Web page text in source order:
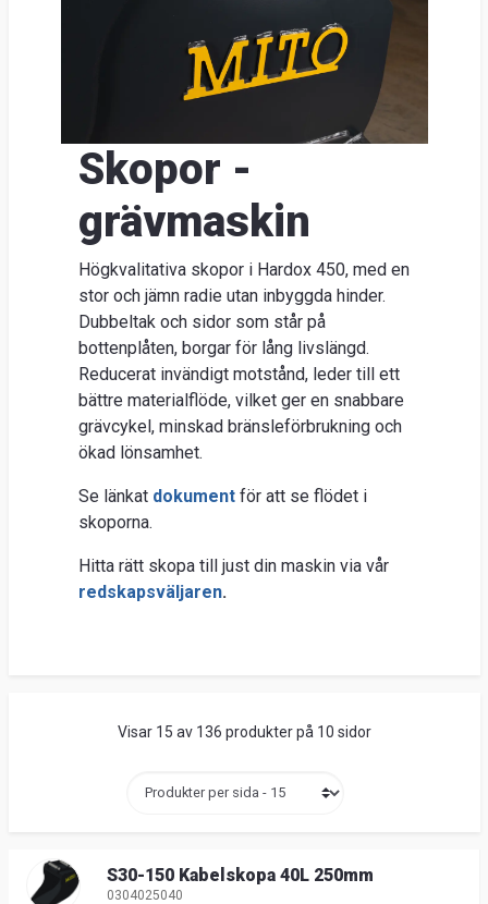
Skopor -
grävmaskin
Högkvalitativa skopor i Hardox 450, med en
stor och jämn radie utan inbyggda hinder.
Dubbeltak och sidor som står på
bottenplåten, borgar för lång livslängd.
Reducerat invändigt motstånd, leder till ett
bättre materialflöde, vilket ger en snabbare
grävcykel, minskad bränsleförbrukning och
ökad lönsamhet.
Se länkat dokument för att se flödet i
skoporna.
Hitta rätt skopa till just din maskin via vår
redskapsväljaren.
Visar 15 av 136 produkter på 10 sidor
S30-150 Kabelskopa 40L 250mm
0304025040